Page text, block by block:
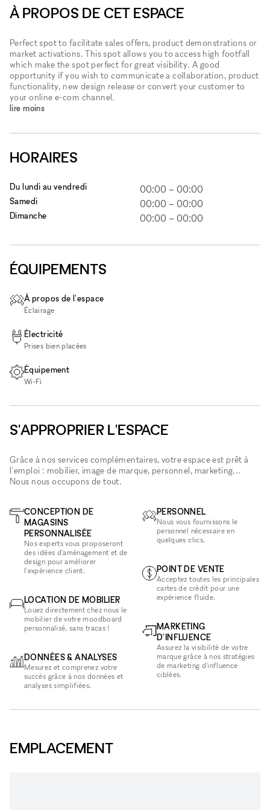
À PROPOS DE CET ESPACE
Perfect spot to facilitate sales offers, product demonstrations or
market activations. This spot allows you to access high footfall
which make the spot perfect for great visibility. A good
opportunity if you wish to communicate a collaboration, product
functionality, new design release or convert your customer to
your online e-com channel.
lire moins
HORAIRES
Du lundi au vendredi 00:00 – 00:00
Samedi 00:00 – 00:00
Dimanche 00:00 – 00:00
ÉQUIPEMENTS
À propos de l'espace
Éclairage
Électricité
Prises bien placées
Équipement
Wi‑Fi
S'APPROPRIER L'ESPACE
Grâce à nos services complémentaires, votre espace est prêt à
l'emploi : mobilier, image de marque, personnel, marketing...
Nous nous occupons de tout.
CONCEPTION DE
MAGASINS
PERSONNALISÉE
Nos experts vous proposeront
des idées d'aménagement et de
design pour améliorer
l'expérience client.
LOCATION DE MOBILIER
Louez directement chez nous le
mobilier de votre moodboard
personnalisé, sans tracas !
DONNÉES & ANALYSES
Mesurez et comprenez votre
succès grâce à nos données et
analyses simplifiées.
PERSONNEL
Nous vous fournissons le
personnel nécessaire en
quelques clics.
POINT DE VENTE
Acceptez toutes les principales
cartes de crédit pour une
expérience fluide.
MARKETING
D'INFLUENCE
Assurez la visibilité de votre
marque grâce à nos stratégies
de marketing d'influence
ciblées.
EMPLACEMENT